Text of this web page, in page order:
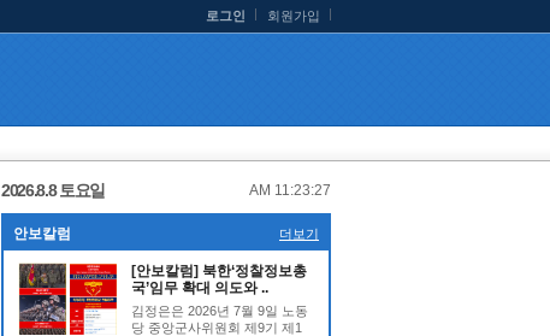
로그인 회원가입
2026.8.8 토요일 AM 11:23:27
안보칼럼 더보기
[안보칼럼] 북한‘정찰정보총
국’임무 확대 의도와 ..
김정은은 2026년 7월 9일 노동
당 중앙군사위원회 제9기 제1